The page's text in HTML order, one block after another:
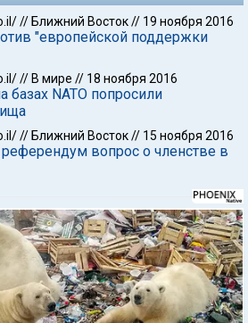
// Ближний Восток// 19 ноября 2016
"европейской поддержки
// В мире // 18 ноября 2016
базах NATO попросили
// Ближний Восток// 15 ноября 2016
вопрос о членстве в